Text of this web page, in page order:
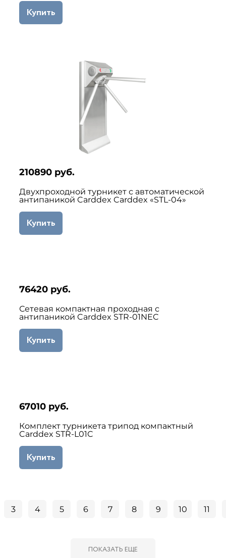
Купить
210890 руб.
Двухпроходной турникет с автоматической
антипаникой Carddex Carddex «STL-04»
Купить
76420 руб.
Сетевая компактная проходная с
антипаникой Carddex STR-01NEC
Купить
67010 руб.
Комплект турникета трипод компактный
Carddex STR-L01C
Купить
3 4 5 6 7 8 9 10 11
ПОКАЗАТЬ ЕЩЕ